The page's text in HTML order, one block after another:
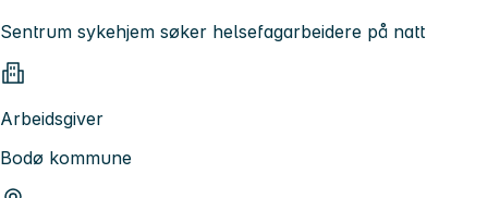
Sentrum sykehjem søker helsefagarbeidere på natt
Arbeidsgiver
Bodø kommune